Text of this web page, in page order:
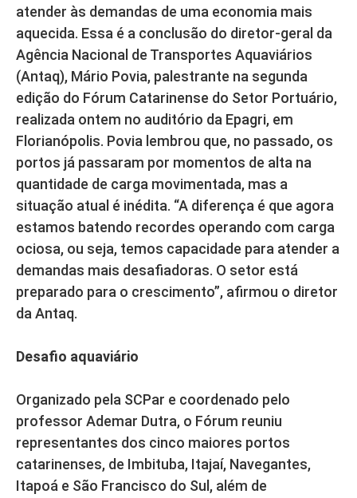
atender às demandas de uma economia mais
aquecida. Essa é a conclusão do diretor-geral da
Agência Nacional de Transportes Aquaviários
(Antaq), Mário Povia, palestrante na segunda
edição do Fórum Catarinense do Setor Portuário,
realizada ontem no auditório da Epagri, em
Florianópolis. Povia lembrou que, no passado, os
portos já passaram por momentos de alta na
quantidade de carga movimentada, mas a
situação atual é inédita. “A diferença é que agora
estamos batendo recordes operando com carga
ociosa, ou seja, temos capacidade para atender a
demandas mais desafiadoras. O setor está
preparado para o crescimento”, afirmou o diretor
da Antaq.
Desafio aquaviário
Organizado pela SCPar e coordenado pelo
professor Ademar Dutra, o Fórum reuniu
representantes dos cinco maiores portos
catarinenses, de Imbituba, Itajaí, Navegantes,
Itapoá e São Francisco do Sul, além de